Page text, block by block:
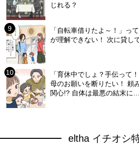
じれる？
「自転車借りたよ～！」っ
が理解できない！ 次に貸し
「育休中でしょ？手伝って
母のお願いを断りたい！ 頼
関心!? 自体は最悪の結末に…
eltha イチオシ